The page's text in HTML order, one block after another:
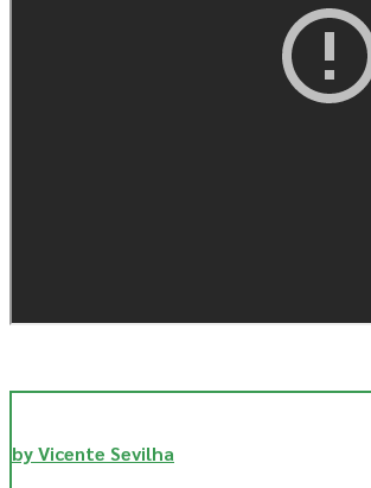
by Vicente Sevilha